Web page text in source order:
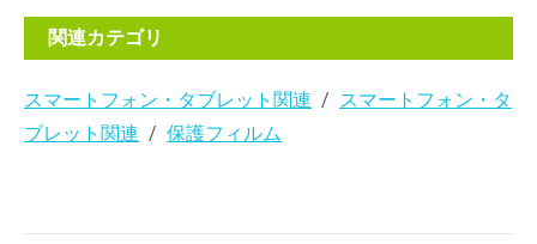
関連カテゴリ
スマートフォン・タブレット関連
スマートフォン・タ
ブレット関連
保護フィルム